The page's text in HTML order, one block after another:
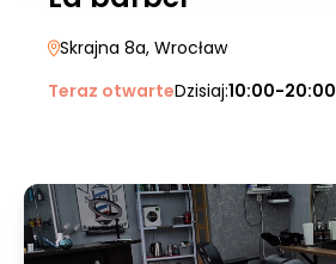
Skrajna 8a, Wrocław
Teraz otwarteDzisiaj:10:00-20:00